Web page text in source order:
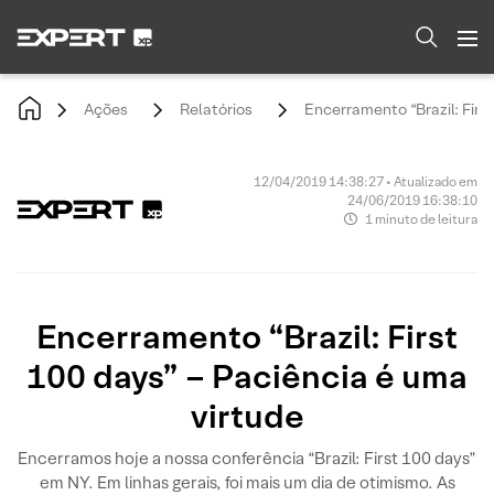
Ações Relatórios Encerramento “Brazil:
12/04/2019 14:38:27 • Atualizado em
24/06/2019 16:38:10
1 minuto de leitura
Encerramento “Brazil: First
100 days” – Paciência é uma
virtude
Encerramos hoje a nossa conferência “Brazil: First 100 days”
em NY. Em linhas gerais, foi mais um dia de otimismo. As